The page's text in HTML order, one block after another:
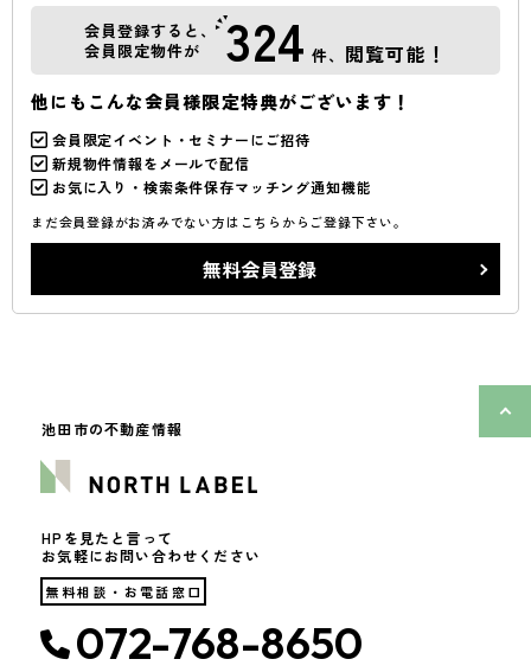
会員登録すると、
会員限定物件が
324 件、 閲覧可能！
他にもこんな会員様限定特典がございます！
会員限定イベント・セミナーにご招待
新規物件情報をメールで配信
お気に入り・検索条件保存マッチング通知機能
まだ会員登録がお済みでない方はこちらからご登録下さい。
無料会員登録
池田市の不動産情報
HPを見たと言って
お気軽にお問い合わせください
無料相談・お電話窓口
072-768-8650